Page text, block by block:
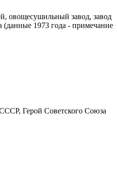
овощесушильный завод, завод
(данные 1973 года - примечание
Герой Советского Союза